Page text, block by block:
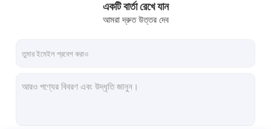
একটি বার্তা রেখে যান
আমরা দ্রুত উত্তর দেব